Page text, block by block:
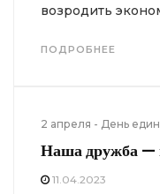
возродить
ПОДРОБНЕЕ
2 апреля - День
Наша дружба —
11.04.2023